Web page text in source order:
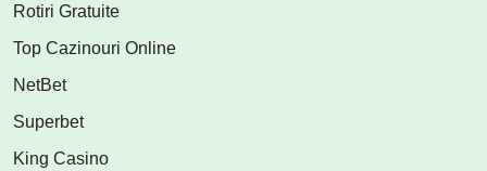
Rotiri Gratuite
Top Cazinouri Online
NetBet
Superbet
King Casino